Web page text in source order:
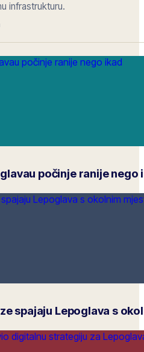
infrastrukturu.
počinje ranije nego
spajaju Lepoglava s